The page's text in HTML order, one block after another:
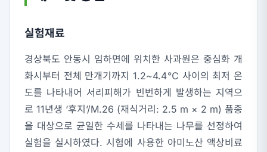
실험재료
경상북도 안동시 임하면에 위치한 사과원은 중심화 개
화시부터 전체 만개기까지 1.2~4.4℃ 사이의 최저 온
도를 나타내어 서리피해가 빈번하게 발생하는 지역으
로 11년생 ‘후지’/M.26 (재식거리: 2.5 m × 2 m) 품종
을 대상으로 균일한 수세를 나타내는 나무를 선정하여
실험을 실시하였다. 시험에 사용한 아미노산 액상비료